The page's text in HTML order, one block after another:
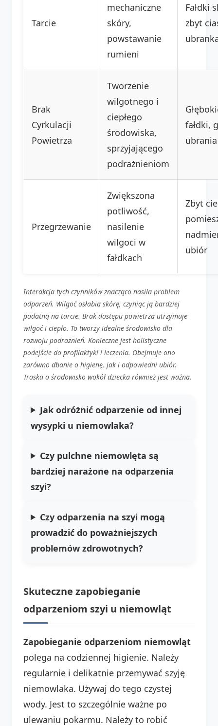
Tarcie
mechaniczne
skóry,
powstawanie
rumieni
Fałdki
zbyt
Brak
Cyrkulacji
Powietrza
Tworzenie
wilgotnego i
ciepłego
środowiska,
sprzyjającego
podrażnieniom
fałdki,
ubrania
Przegrzewanie
Zwiększona
potliwość,
nasilenie
wilgoci w
fałdkach
Zbyt
ubiór
Interakcja tych czynników znacząco nasila problem
odparzeń. Wilgoć osłabia skórę, czyniąc ją bardziej
podatną na tarcie. Brak dostępu powietrza utrzymuje
wilgoć i ciepło. To tworzy idealne środowisko dla
rozwoju podrażnień. Konieczne jest holistyczne
podejście do profilaktyki i leczenia. Obejmuje ono
zarówno dbanie o higienę, jak i odpowiedni ubiór.
Troska o środowisko wokół dziecka również jest ważna.
Jak odróżnić odparzenie od innej
wysypki u niemowlaka?
Czy pulchne niemowlęta są
bardziej narażone na odparzenia
szyi?
Czy odparzenia na szyi mogą
prowadzić do poważniejszych
problemów zdrowotnych?
Skuteczne zapobieganie
odparzeniom szyi u niemowląt
Zapobieganie odparzeniom niemowląt
polega na codziennej higienie. Należy
regularnie i delikatnie przemywać szyję
niemowlaka. Używaj do tego czystej
wody. Jest to szczególnie ważne po
ulewaniu pokarmu. Należy to robić